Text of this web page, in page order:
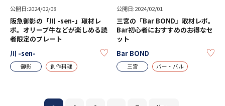
公開日:2024/02/08
阪急御影の「川 -sen-」取材レ
ポ。オリーブ牛などが楽しめる読
者限定のプレート
川 -sen-
KEEP
御影 創作料理
公開日:2024/02/01
三宮の「Bar BOND」取材レポ。
Bar初心者におすすめのお得なセ
ット
Bar BOND
三宮 バー・バル